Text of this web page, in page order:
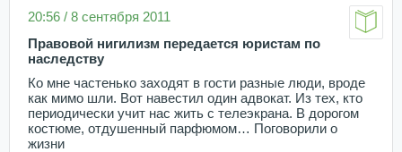
20:56 / 8 сентября 2011
Правовой нигилизм передается юристам по
наследству
Ко мне частенько заходят в гости разные люди, вроде
как мимо шли. Вот навестил один адвокат. Из тех, кто
периодически учит нас жить с телеэкрана. В дорогом
костюме, отдушенный парфюмом… Поговорили о
жизни